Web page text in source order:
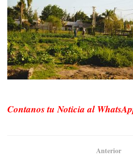
Contanos tu Noticia al
Anterior